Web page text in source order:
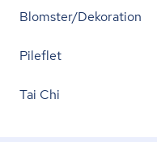
Blomster/Dekoration
Pileflet
Tai Chi